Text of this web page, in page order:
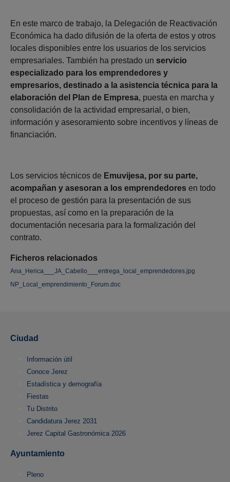
Ficheros relacionados
Ana_Herica___JA_Cabello___entrega_local_emprendedores.jpg
NP_Local_emprendimiento_Forum.doc
En este marco de trabajo, la Delegación de Reactivación
Económica ha dado difusión de la oferta de estos y otros
locales disponibles entre los usuarios de los servicios
empresariales. También ha prestado un servicio
especializado para los emprendedores y
empresarios, destinado a la asistencia técnica para la
elaboración del Plan de Empresa, puesta en marcha y
consolidación de la actividad empresarial, o bien,
información y asesoramiento sobre incentivos y líneas de
financiación.
Los servicios técnicos de Emuvijesa, por su parte,
acompañan y asesoran a los emprendedores en todo
el proceso de gestión para la presentación de sus
propuestas, así como en la preparación de la
documentación necesaria para la formalización del
contrato.
Ciudad
Información útil
Conoce Jerez
Estadística y demografía
Fiestas
Tu Distrito
Candidatura Jerez 2031
Jerez Capital Gastronómica 2026
Ayuntamiento
Pleno